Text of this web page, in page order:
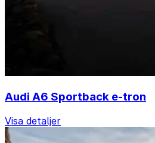
Audi A6 Sportback e-tron
Visa detaljer